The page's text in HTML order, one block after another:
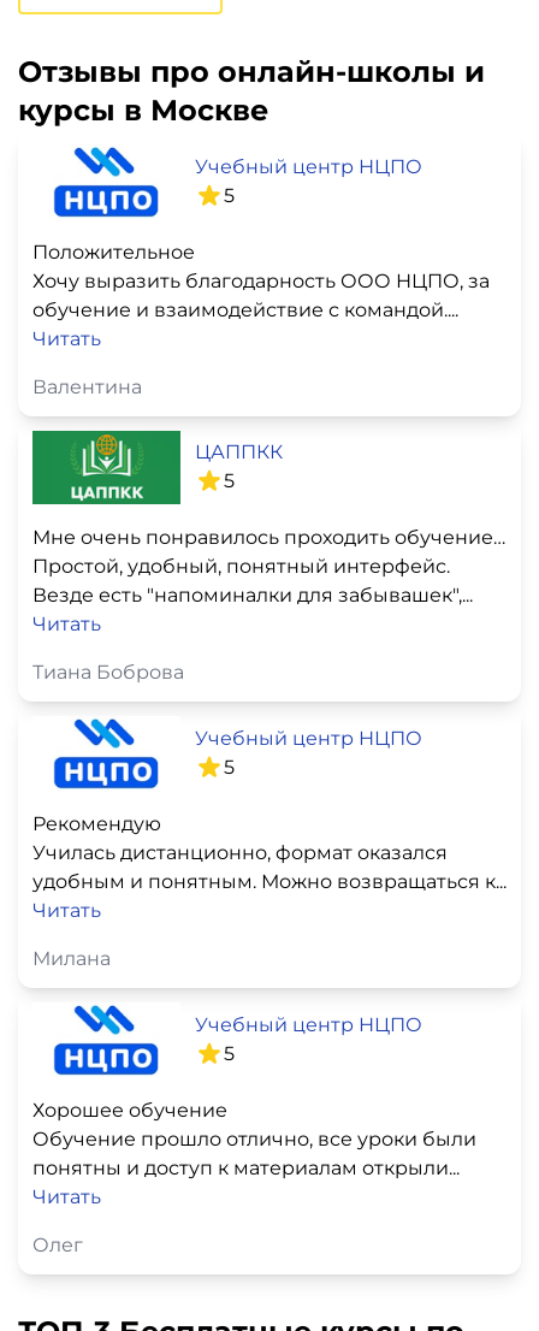
Отзывы про онлайн-школы и
курсы в Москве
Учебный центр НЦПО
5
Положительное
Хочу выразить благодарность ООО НЦПО, за
обучение и взаимодействие с командой....
Читать
Валентина
ЦАППКК
5
Мне очень понравилось проходить обучение здесь
Простой, удобный, понятный интерфейс.
Везде есть "напоминалки для забывашек",...
Читать
Тиана Боброва
Учебный центр НЦПО
5
Рекомендую
Училась дистанционно, формат оказался
удобным и понятным. Можно возвращаться к...
Читать
Милана
Учебный центр НЦПО
5
Хорошее обучение
Обучение прошло отлично, все уроки были
понятны и доступ к материалам открыли...
Читать
Олег